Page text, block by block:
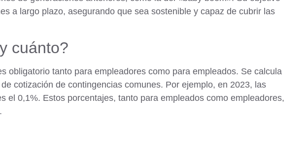
a largo plazo, asegurando que sea sostenible y capaz de cubrir las
cuánto?
obligatorio tanto para empleadores como para empleados. Se calcula
cotización de contingencias comunes. Por ejemplo, en 2023, las
el 0,1%. Estos porcentajes, tanto para empleados como empleadores,